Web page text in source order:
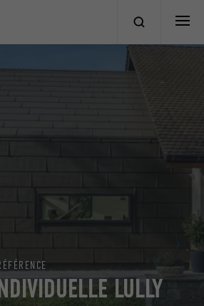
LULLY